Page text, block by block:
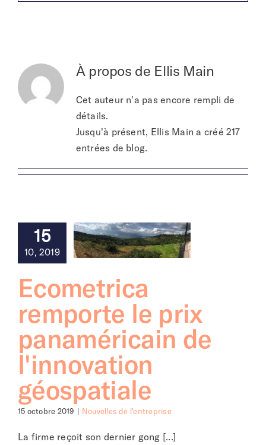
À propos de Ellis Main
Cet auteur n'a pas encore rempli de
détails.
Jusqu'à présent, Ellis Main a créé 217
entrées de blog.
15
10, 2019
Ecometrica
remporte le prix
panaméricain de
l'innovation
géospatiale
15 octobre 2019 | Nouvelles de l'entreprise
La firme reçoit son dernier gong [...]